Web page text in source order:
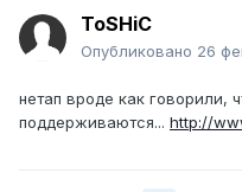
ToSHiC
Опубликовано 26
нетап вроде как говорили,
поддерживаются... http://